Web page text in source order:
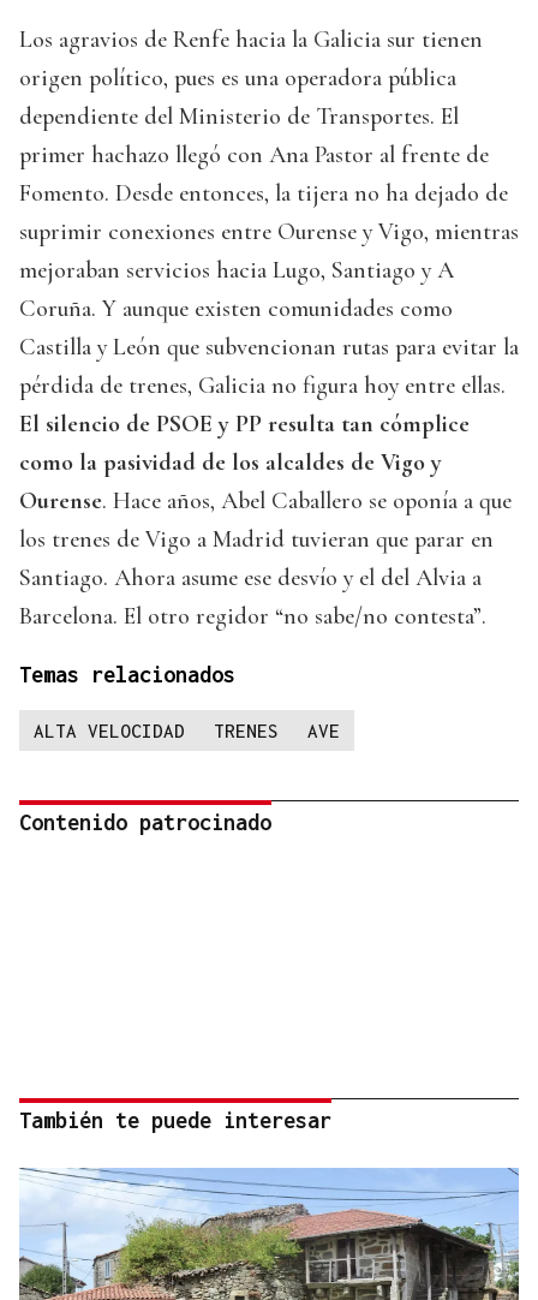
Los agravios de Renfe hacia la Galicia sur tienen
origen político, pues es una operadora pública
dependiente del Ministerio de Transportes. El
primer hachazo llegó con Ana Pastor al frente de
Fomento. Desde entonces, la tijera no ha dejado de
suprimir conexiones entre Ourense y Vigo, mientras
mejoraban servicios hacia Lugo, Santiago y A
Coruña. Y aunque existen comunidades como
Castilla y León que subvencionan rutas para evitar la
pérdida de trenes, Galicia no figura hoy entre ellas.
El silencio de PSOE y PP resulta tan cómplice
como la pasividad de los alcaldes de Vigo y
Ourense. Hace años, Abel Caballero se oponía a que
los trenes de Vigo a Madrid tuvieran que parar en
Santiago. Ahora asume ese desvío y el del Alvia a
Barcelona. El otro regidor “no sabe/no contesta”.
Temas relacionados
ALTA VELOCIDAD TRENES AVE
Contenido patrocinado
También te puede interesar